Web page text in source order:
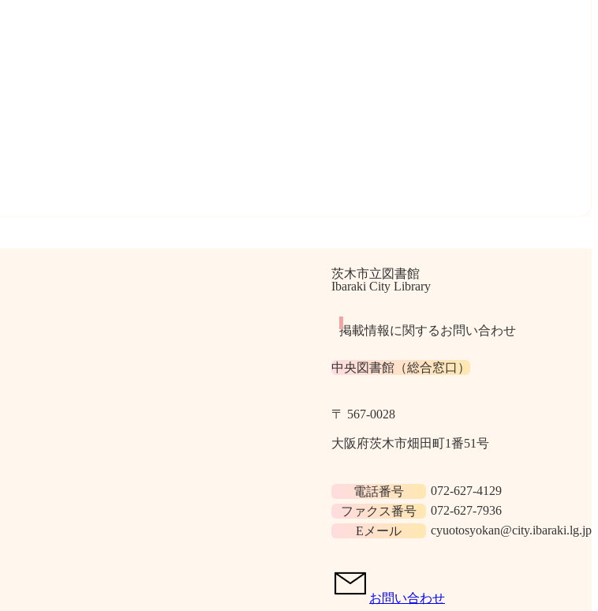
茨木市立図書館
Ibaraki City Library
掲載情報に関するお問い合わせ
中央図書館（総合窓口）
〒 567​-​0028
大阪府茨木市畑田町1番51号
電話番号
072-627-4129
ファクス番号
072-627-7936
Eメール
cyuotosyokan@city.ibaraki.lg.jp
お問い合わせ